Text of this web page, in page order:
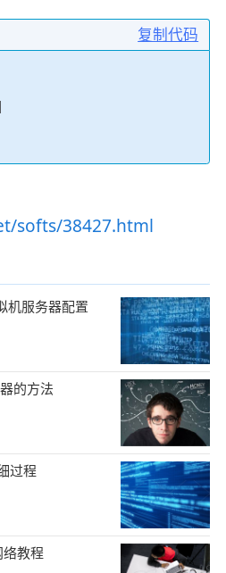
复制代码
softs/38427.html
机服务器配置
的方法
过程
教程